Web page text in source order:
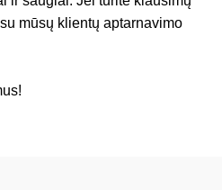
mūsų klientų aptarnavimo